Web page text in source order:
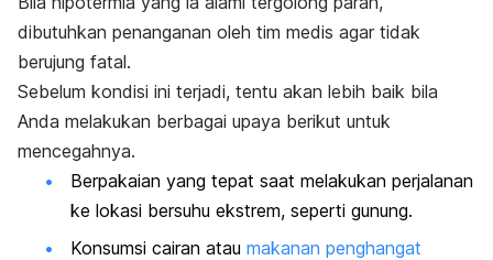
dibutuhkan penanganan oleh tim medis agar tidak
berujung fatal.
Sebelum kondisi ini terjadi, tentu akan lebih baik bila
Anda melakukan berbagai upaya berikut untuk
mencegahnya.
Berpakaian yang tepat saat melakukan perjalanan
ke lokasi bersuhu ekstrem, seperti gunung.
Konsumsi cairan atau makanan penghangat